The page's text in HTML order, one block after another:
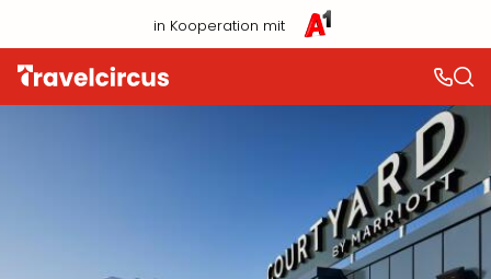
in Kooperation mit